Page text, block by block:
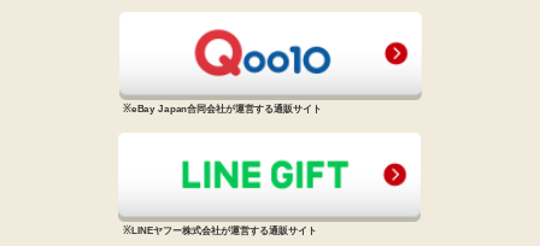
※eBay Japan合同会社が運営する通販サイト
※LINEヤフー株式会社が運営する通販サイト